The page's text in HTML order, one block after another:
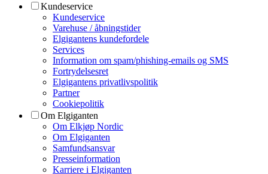
Kundeservice
Kundeservice
Varehuse / åbningstider
Elgigantens kundefordele
Services
Information om spam/phishing-emails og SMS
Fortrydelsesret
Elgigantens privatlivspolitik
Partner
Cookiepolitik
Om Elgiganten
Om Elkjøp Nordic
Om Elgiganten
Samfundsansvar
Presseinformation
Karriere i Elgiganten